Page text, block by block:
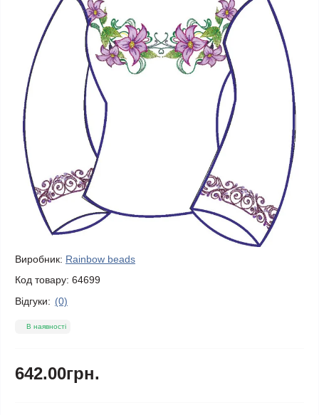
Виробник: Rainbow beads
Код товару: 64699
Відгуки: (0)
В наявності
642.00грн.